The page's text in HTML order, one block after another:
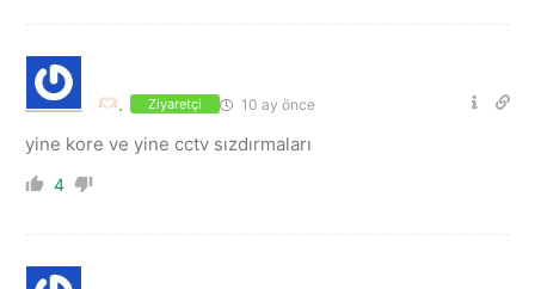
. Ziyaretçi 10 ay önce
yine kore ve yine cctv sızdırmaları
4